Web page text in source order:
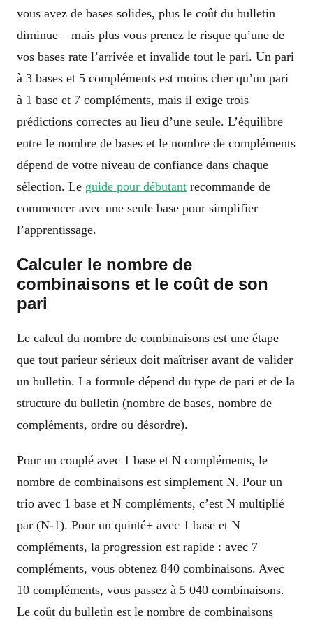
vous avez de bases solides, plus le coût du bulletin
diminue – mais plus vous prenez le risque qu’une de
vos bases rate l’arrivée et invalide tout le pari. Un pari
à 3 bases et 5 compléments est moins cher qu’un pari
à 1 base et 7 compléments, mais il exige trois
prédictions correctes au lieu d’une seule. L’équilibre
entre le nombre de bases et le nombre de compléments
dépend de votre niveau de confiance dans chaque
sélection. Le guide pour débutant recommande de
commencer avec une seule base pour simplifier
l’apprentissage.
Calculer le nombre de
combinaisons et le coût de son
pari
Le calcul du nombre de combinaisons est une étape
que tout parieur sérieux doit maîtriser avant de valider
un bulletin. La formule dépend du type de pari et de la
structure du bulletin (nombre de bases, nombre de
compléments, ordre ou désordre).
Pour un couplé avec 1 base et N compléments, le
nombre de combinaisons est simplement N. Pour un
trio avec 1 base et N compléments, c’est N multiplié
par (N-1). Pour un quinté+ avec 1 base et N
compléments, la progression est rapide : avec 7
compléments, vous obtenez 840 combinaisons. Avec
10 compléments, vous passez à 5 040 combinaisons.
Le coût du bulletin est le nombre de combinaisons